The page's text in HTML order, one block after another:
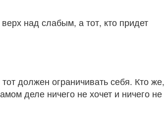
над слабым, а тот, кто придет
тот должен ограничивать себя. Кто же,
деле ничего не хочет и ничего не